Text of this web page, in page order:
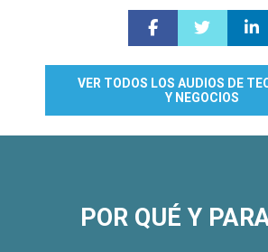
VER TODOS LOS AUDIOS DE
Y NEGOCIOS
POR QUÉ Y